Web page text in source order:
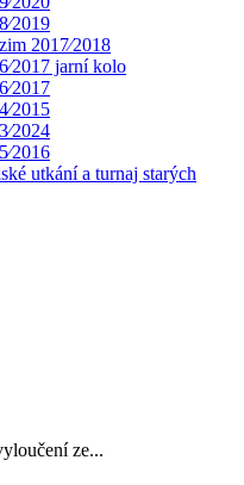
2017⁄2018
jarní kolo
utkání a turnaj starých
ze...